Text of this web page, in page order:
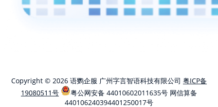
Copyright © 2026 语鹦企服 广州字言智语科技有限公司 粤ICP备
19080511号
粤公网安备 44010602011635号 网信算备
440106240394401250017号